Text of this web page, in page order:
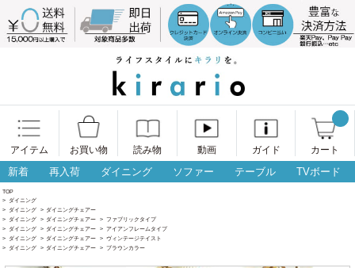
アイテム お買い物 読み物 動画 ガイド カート
新着 再入荷 ダイニング ソファー テーブル TVボード
TOP
> ダイニング
> ダイニング > ダイニングチェアー
> ダイニング > ダイニングチェアー > ファブリックタイプ
> ダイニング > ダイニングチェアー > アイアンフレームタイプ
> ダイニング > ダイニングチェアー > ヴィンテージテイスト
> ダイニング > ダイニングチェアー > ブラウンカラー